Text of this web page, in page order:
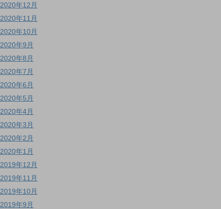
2020年12月
2020年11月
2020年10月
2020年9月
2020年8月
2020年7月
2020年6月
2020年5月
2020年4月
2020年3月
2020年2月
2020年1月
2019年12月
2019年11月
2019年10月
2019年9月